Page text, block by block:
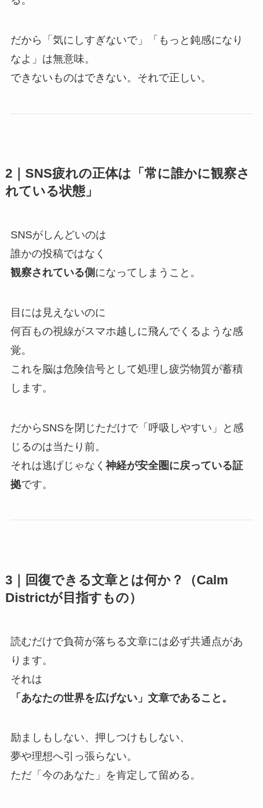
だから「気にしすぎないで」「もっと鈍感になり
なよ」は無意味。
できないものはできない。それで正しい。
2｜SNS疲れの正体は「常に誰かに観察さ
れている状態」
SNSがしんどいのは
誰かの投稿ではなく
観察されている側 になってしまうこと。
目には見えないのに
何百もの視線がスマホ越しに飛んでくるような感
覚。
これを脳は危険信号として処理し疲労物質が蓄積
します。
だからSNSを閉じただけで「呼吸しやすい」と感
じるのは当たり前。
それは逃げじゃなく 神経が安全圏に戻っている証
拠です。
3｜回復できる文章とは何か？（Calm
Districtが目指すもの）
読むだけで負荷が落ちる文章には必ず共通点があ
ります。
それは
「あなたの世界を広げない」文章であること。
励ましもしない、押しつけもしない、
夢や理想へ引っ張らない。
ただ「今のあなた」を肯定して留める。